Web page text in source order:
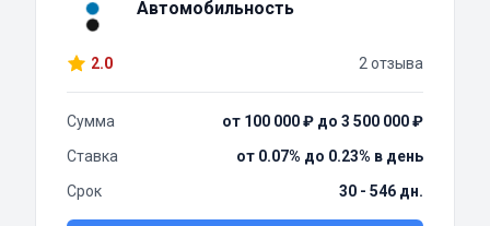
Автомобильность
2.0 2 отзыва
Сумма
от 100 000 ₽ до 3 500 000 ₽
Ставка
от 0.07% до 0.23% в день
Срок
30 - 546 дн.